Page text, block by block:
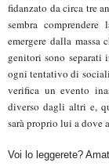
fidanzato da circa tre
sembra comprendere
emergere dalla
genitori sono separati
ogni tentativo di
verifica un evento
diverso dagli altri e,
sarà proprio lui a dove
Voi lo leggerete?